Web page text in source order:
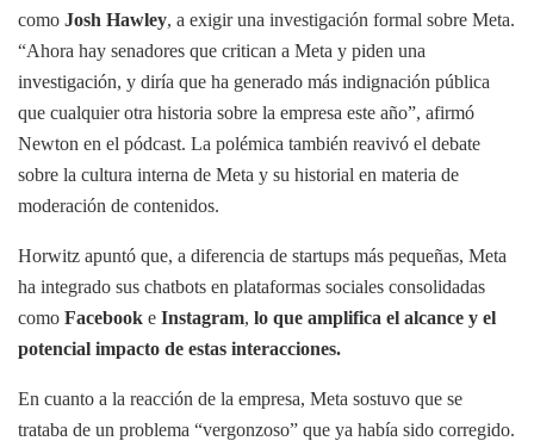
como Josh Hawley, a exigir una investigación formal sobre Meta.
“Ahora hay senadores que critican a Meta y piden una
investigación, y diría que ha generado más indignación pública
que cualquier otra historia sobre la empresa este año”, afirmó
Newton en el pódcast. La polémica también reavivó el debate
sobre la cultura interna de Meta y su historial en materia de
moderación de contenidos.
Horwitz apuntó que, a diferencia de startups más pequeñas, Meta
ha integrado sus chatbots en plataformas sociales consolidadas
como Facebook e Instagram, lo que amplifica el alcance y el
potencial impacto de estas interacciones.
En cuanto a la reacción de la empresa, Meta sostuvo que se
trataba de un problema “vergonzoso” que ya había sido corregido.